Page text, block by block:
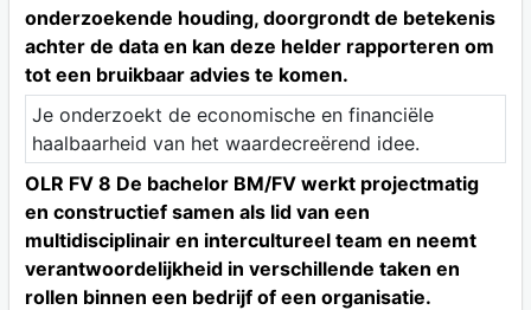
onderzoekende houding, doorgrondt de betekenis
achter de data en kan deze helder rapporteren om
tot een bruikbaar advies te komen.
Je onderzoekt de economische en financiële
haalbaarheid van het waardecreërend idee.
OLR FV 8 De bachelor BM/FV werkt projectmatig
en constructief samen als lid van een
multidisciplinair en intercultureel team en neemt
verantwoordelijkheid in verschillende taken en
rollen binnen een bedrijf of een organisatie.